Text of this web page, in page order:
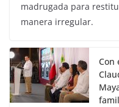
madrugada para
manera irregular.
Con